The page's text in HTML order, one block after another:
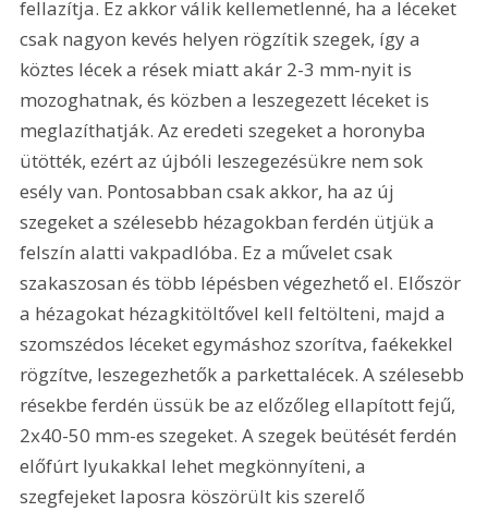
fellazítja. Ez akkor válik kellemetlenné, ha a léceket
csak nagyon kevés helyen rögzítik szegek, így a
köztes lécek a rések miatt akár 2-3 mm-nyit is
mozoghatnak, és közben a leszegezett léceket is
meglazíthatják. Az eredeti szegeket a horonyba
ütötték, ezért az újbóli leszegezésükre nem sok
esély van. Pontosabban csak akkor, ha az új
szegeket a szélesebb hézagokban ferdén ütjük a
felszín alatti vakpadlóba. Ez a művelet csak
szakaszosan és több lépésben végezhető el. Először
a hézagokat hézagkitöltővel kell feltölteni, majd a
szomszédos léceket egymáshoz szorítva, faékekkel
rögzítve, leszegezhetők a parkettalécek. A szélesebb
résekbe ferdén üssük be az előzőleg ellapított fejű,
2x40-50 mm-es szegeket. A szegek beütését ferdén
előfúrt lyukakkal lehet megkönnyíteni, a
szegfejeket laposra köszörült kis szerelő